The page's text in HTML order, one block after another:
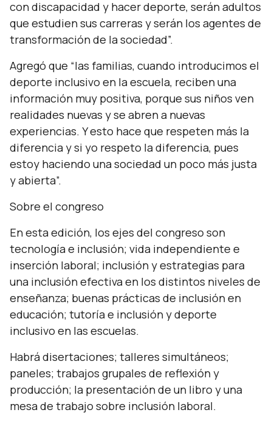
con discapacidad y hacer deporte, serán adultos
que estudien sus carreras y serán los agentes de
transformación de la sociedad”.
Agregó que “las familias, cuando introducimos el
deporte inclusivo en la escuela, reciben una
información muy positiva, porque sus niños ven
realidades nuevas y se abren a nuevas
experiencias. Y esto hace que respeten más la
diferencia y si yo respeto la diferencia, pues
estoy haciendo una sociedad un poco más justa
y abierta”.
Sobre el congreso
En esta edición, los ejes del congreso son
tecnología e inclusión; vida independiente e
inserción laboral; inclusión y estrategias para
una inclusión efectiva en los distintos niveles de
enseñanza; buenas prácticas de inclusión en
educación; tutoría e inclusión y deporte
inclusivo en las escuelas.
Habrá disertaciones; talleres simultáneos;
paneles; trabajos grupales de reflexión y
producción; la presentación de un libro y una
mesa de trabajo sobre inclusión laboral.